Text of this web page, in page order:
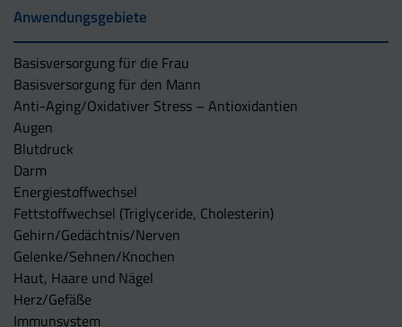
Anwendungsgebiete
Basisversorgung für die Frau
Basisversorgung für den Mann
Anti-Aging/Oxidativer Stress – Antioxidantien
Augen
Blutdruck
Darm
Energiestoffwechsel
Fettstoffwechsel (Triglyceride, Cholesterin)
Gehirn/Gedächtnis/Nerven
Gelenke/Sehnen/Knochen
Haut, Haare und Nägel
Herz/Gefäße
Immunsystem